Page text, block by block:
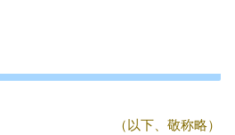
（以下、敬称略）